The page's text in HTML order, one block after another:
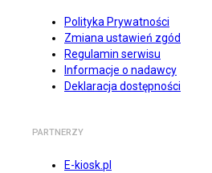
Polityka Prywatności
Zmiana ustawień zgód
Regulamin serwisu
Informacje o nadawcy
Deklaracja dostępności
PARTNERZY
E-kiosk.pl